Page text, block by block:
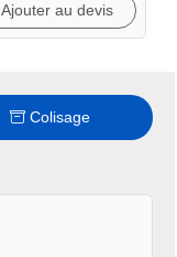
Ajouter au devis
Colisage